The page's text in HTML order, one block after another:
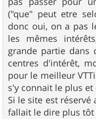
("que" peut etre
donc oui, on a pas
les mêmes
grande partie dans
centres d'intérêt,
pour le meilleur
s'y connait le plus
Si le site est réservé
fallait le dire plus tôt